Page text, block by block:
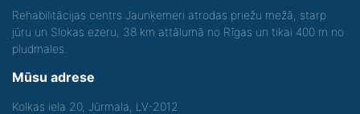
Rehabilitācijas centrs Jaunķemeri atrodas priežu mežā, starp
jūru un Slokas ezeru, 38 km attālumā no Rīgas un tikai 400 m no
pludmales.
Mūsu adrese
Kolkas iela 20, Jūrmala, LV-2012